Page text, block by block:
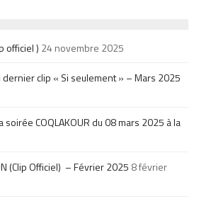
officiel ) 24 novembre 2025
dernier clip « Si seulement » – Mars 2025
COQLAKOUR du 08 mars 2025 à la
(Clip Officiel) – Février 2025 8 février